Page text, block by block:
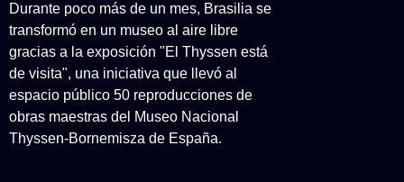
Durante poco más de un mes, Brasilia se
transformó en un museo al aire libre
gracias a la exposición "El Thyssen está
de visita", una iniciativa que llevó al
espacio público 50 reproducciones de
obras maestras del Museo Nacional
Thyssen-Bornemisza de España.